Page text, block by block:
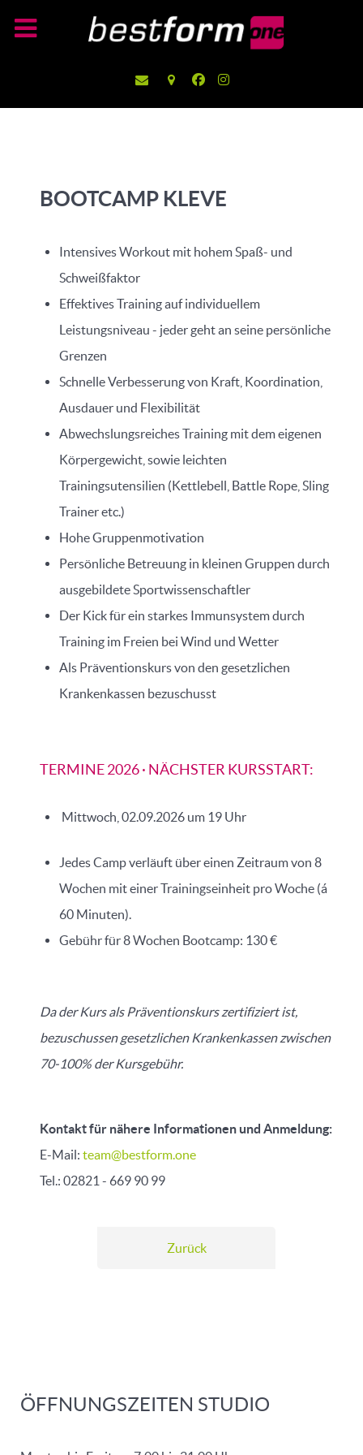
BOOTCAMP KLEVE
Intensives Workout mit hohem Spaß- und
Schweißfaktor
Effektives Training auf individuellem
Leistungsniveau - jeder geht an seine persönliche
Grenzen
Schnelle Verbesserung von Kraft, Koordination,
Ausdauer und Flexibilität
Abwechslungsreiches Training mit dem eigenen
Körpergewicht, sowie leichten
Trainingsutensilien (Kettlebell, Battle Rope, Sling
Trainer etc.)
Hohe Gruppenmotivation
Persönliche Betreuung in kleinen Gruppen durch
ausgebildete Sportwissenschaftler
Der Kick für ein starkes Immunsystem durch
Training im Freien bei Wind und Wetter
Als Präventionskurs von den gesetzlichen
Krankenkassen bezuschusst
TERMINE 2026 · NÄCHSTER KURSSTART:
Mittwoch, 02.09.2026 um 19 Uhr
Jedes Camp verläuft über einen Zeitraum von 8
Wochen mit einer Trainingseinheit pro Woche (á
60 Minuten).
Gebühr für 8 Wochen Bootcamp: 130 €
Da der Kurs als Präventionskurs zertifiziert ist,
bezuschussen gesetzlichen Krankenkassen zwischen
70-100% der Kursgebühr.
Kontakt für nähere Informationen und Anmeldung:
E-Mail: team@bestform.one
Tel.: 02821 - 669 90 99
Zurück
ÖFFNUNGSZEITEN STUDIO